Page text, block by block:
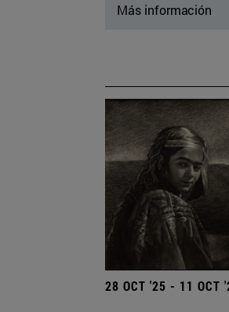
Más información
28 OCT '25 - 11 OCT